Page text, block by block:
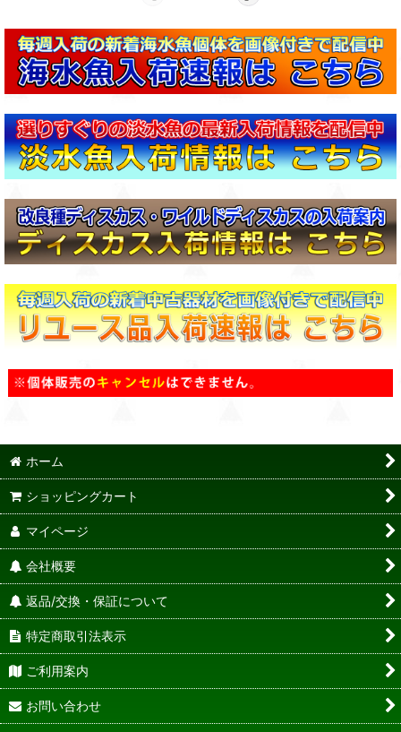
ホーム
ショッピングカート
マイページ
会社概要
返品/交換・保証について
特定商取引法表示
ご利用案内
お問い合わせ